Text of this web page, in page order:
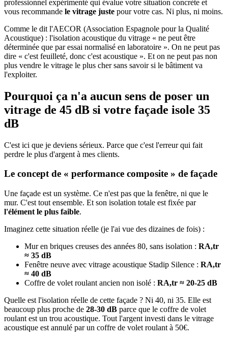
professionnel expérimenté qui évalue votre situation concrète et
vous recommande le vitrage juste pour votre cas. Ni plus, ni moins.
Comme le dit l'AECOR (Association Espagnole pour la Qualité
Acoustique) : l'isolation acoustique du vitrage « ne peut être
déterminée que par essai normalisé en laboratoire ». On ne peut pas
dire « c'est feuilleté, donc c'est acoustique ». Et on ne peut pas non
plus vendre le vitrage le plus cher sans savoir si le bâtiment va
l'exploiter.
Pourquoi ça n'a aucun sens de poser un
vitrage de 45 dB si votre façade isole 35
dB
C'est ici que je deviens sérieux. Parce que c'est l'erreur qui fait
perdre le plus d'argent à mes clients.
Le concept de « performance composite » de façade
Une façade est un système. Ce n'est pas que la fenêtre, ni que le
mur. C'est tout ensemble. Et son isolation totale est fixée par
l'élément le plus faible.
Imaginez cette situation réelle (je l'ai vue des dizaines de fois) :
Mur en briques creuses des années 80, sans isolation : RA,tr
≈ 35 dB
Fenêtre neuve avec vitrage acoustique Stadip Silence : RA,tr
≈ 40 dB
Coffre de volet roulant ancien non isolé : RA,tr ≈ 20-25 dB
Quelle est l'isolation réelle de cette façade ? Ni 40, ni 35. Elle est
beaucoup plus proche de 28-30 dB parce que le coffre de volet
roulant est un trou acoustique. Tout l'argent investi dans le vitrage
acoustique est annulé par un coffre de volet roulant à 50€.